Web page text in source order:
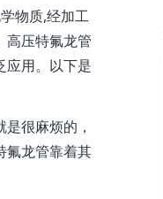
物质,经加工
高压特氟龙管
应用。以下是
很麻烦的，
氟龙管靠着其